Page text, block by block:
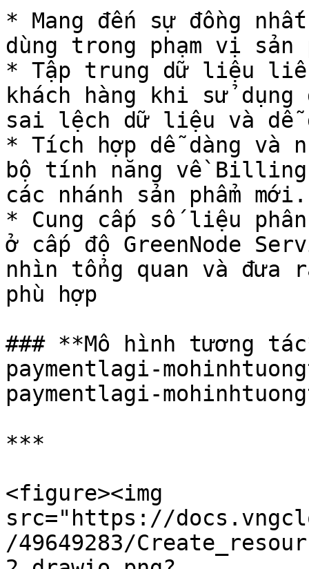
* Mang đến sự đồng
dùng trong phạm vị sản
* Tập trung dữ liệu
khách hàng khi sử
sai lệch dữ liệu và dễ
* Tích hợp dễ dàng và
bộ tính năng về
các nhánh sản phẩm mới.
* Cung cấp số liệu
ở cấp độ GreenNode
nhìn tổng quan và
phù hợp
### **Mô hình tương
paymentlagi-
paymentlagi-
***
<figure><img
src="https://
/49649283/